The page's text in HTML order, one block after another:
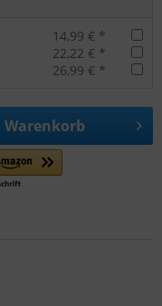
14,99 € *
22,22 € *
26,99 € *
Warenkorb